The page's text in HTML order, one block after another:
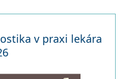
v praxi lekára